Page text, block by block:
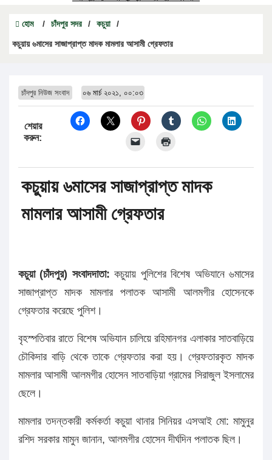
হোম / চাঁদপুর সদর / কচুয়া /
কচুয়ায় ৬মাসের সাজাপ্রাপ্ত মাদক মামলার আসামী গ্রেফতার
চাঁদপুর নিউজ সংবাদ ০৬ মার্চ ২০২১, ০০:০৩
শেয়ার
করুন:
কচুয়ায় ৬মাসের সাজাপ্রাপ্ত মাদক
মামলার আসামী গ্রেফতার
কচুয়া (চাঁদপুর) সংবাদদাতা: কচুয়ায় পুলিশের বিশেষ অভিযানে ৬মাসের
সাজাপ্রাপ্ত মাদক মামলার পলাতক আসামী আলমগীর হোসেনকে
গ্রেফতার করেছে পুলিশ।
বৃহস্পতিবার রাতে বিশেষ অভিযান চালিয়ে রহিমানগর এলাকার সাতবাড়িয়ে
চৌকিদার বাড়ি থেকে তাকে গ্রেফতার করা হয়। গ্রেফতারকৃত মাদক
মামলার আসামী আলমগীর হোসেন সাতবাড়িয়া গ্রামের সিরাজুল ইসলামের
ছেলে।
মামলার তদন্তকারী কর্মকর্তা কচুয়া থানার সিনিয়র এসআই মো: মামুনুর
রশিদ সরকার মামুন জানান, আলমগীর হোসেন দীর্ঘদিন পলাতক ছিল।